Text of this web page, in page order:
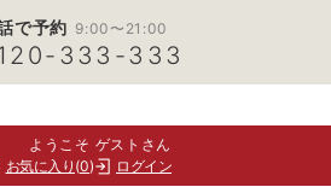
で予約 9:00〜21:00
333-333
ようこそ ゲストさん
お気に入り 0 ログイン